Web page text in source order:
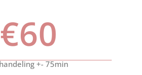
€60
+- 75min